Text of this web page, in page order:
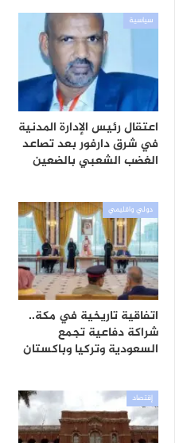
سياسية
اعتقال رئيس الإدارة المدنية
في شرق دارفور بعد تصاعد
الغضب الشعبي بالضعين
دولي واقليمي
اتفاقية تاريخية في مكة..
شراكة دفاعية تجمع
السعودية وتركيا وباكستان
إقتصاد